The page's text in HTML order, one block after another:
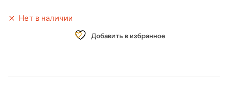
Нет в наличии
Добавить в избранное